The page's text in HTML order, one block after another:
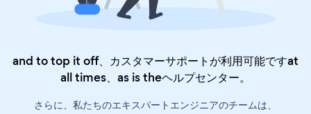
and to top it off、カスタマーサポートが利用可能ですat
all times、as is theヘルプセンター。
さらに、私たちのエキスパートエンジニアのチームは、